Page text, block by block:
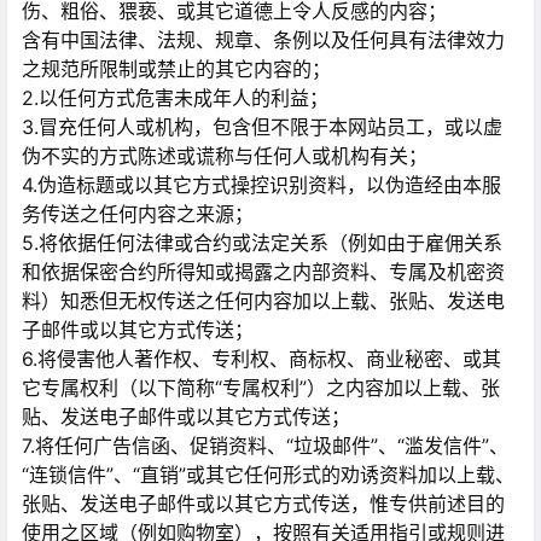
伤、粗俗、猥亵、或其它道德上令人反感的内容；
含有中国法律、法规、规章、条例以及任何具有法律效力
之规范所限制或禁止的其它内容的；
2.以任何方式危害未成年人的利益；
3.冒充任何人或机构，包含但不限于本网站员工，或以虚
伪不实的方式陈述或谎称与任何人或机构有关；
4.伪造标题或以其它方式操控识别资料，以伪造经由本服
务传送之任何内容之来源；
5.将依据任何法律或合约或法定关系（例如由于雇佣关系
和依据保密合约所得知或揭露之内部资料、专属及机密资
料）知悉但无权传送之任何内容加以上载、张贴、发送电
子邮件或以其它方式传送；
6.将侵害他人著作权、专利权、商标权、商业秘密、或其
它专属权利（以下简称“专属权利”）之内容加以上载、张
贴、发送电子邮件或以其它方式传送；
7.将任何广告信函、促销资料、“垃圾邮件”、“滥发信件”、
“连锁信件”、“直销”或其它任何形式的劝诱资料加以上载、
张贴、发送电子邮件或以其它方式传送，惟专供前述目的
使用之区域（例如购物室），按照有关适用指引或规则进